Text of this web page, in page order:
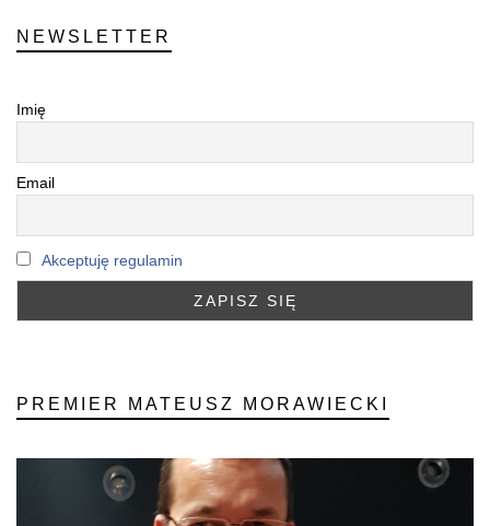
NEWSLETTER
Imię
Email
Akceptuję regulamin
PREMIER MATEUSZ MORAWIECKI